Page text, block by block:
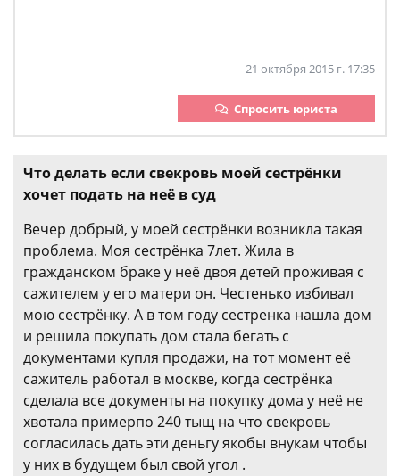
21 октября 2015 г. 17:35
Спросить юриста
Что делать если свекровь моей сестрёнки
хочет подать на неё в суд
Вечер добрый, у моей сестрёнки возникла такая
проблема. Моя сестрёнка 7лет. Жила в
гражданском браке у неё двоя детей проживая с
сажителем у его матери он. Честенько избивал
мою сестрёнку. А в том году сестренка нашла дом
и решила покупать дом стала бегать с
документами купля продажи, на тот момент её
сажитель работал в москве, когда сестрёнка
сделала все документы на покупку дома у неё не
хвотала примерпо 240 тыщ на что свекровь
согласилась дать эти деньгу якобы внукам чтобы
у них в будущем был свой угол .